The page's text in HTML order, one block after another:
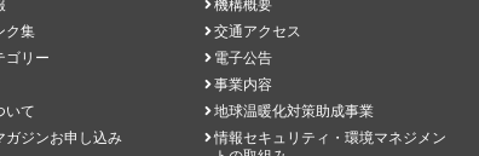
ク集
ゴリー
いて
ガジンお申し込み
機構概要
交通アクセス
電子公告
事業内容
地球温暖化対策助成事業
情報セキュリティ・環境マネジメン